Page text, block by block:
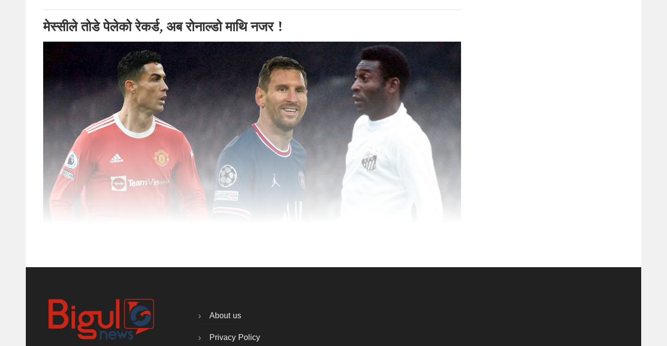
मेस्सीले तोडे पेलेको रेकर्ड, अब रोनाल्डो माथि नजर !
About us
Privacy Policy